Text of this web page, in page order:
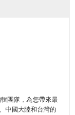
團隊，為您帶來最
中國大陸和台灣的